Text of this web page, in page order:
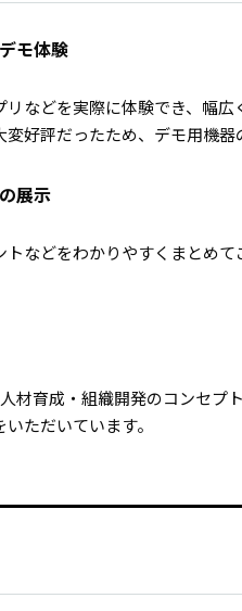
モ体験
などを実際に体験でき、幅
好評だったため、デモ用機器
展示
などをわかりやすくまとめ
材育成・組織開発のコンセプ
ただいています。